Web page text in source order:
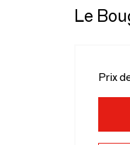
Le
Prix